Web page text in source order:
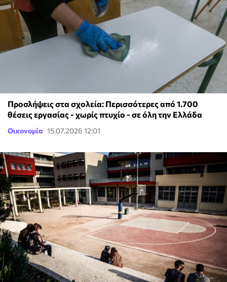
Προσλήψεις στα σχολεία: Περισσότερες από 1.700
θέσεις εργασίας - χωρίς πτυχίο - σε όλη την Ελλάδα
Οικονομία 15.07.2026 12:01